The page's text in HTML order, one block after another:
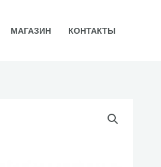
МАГАЗИН КОНТАКТЫ